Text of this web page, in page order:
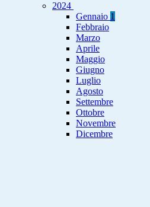
2024
Gennaio 1
Febbraio
Marzo
Aprile
Maggio
Giugno
Luglio
Agosto
Settembre
Ottobre
Novembre
Dicembre